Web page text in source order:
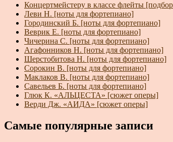
Концертмейстеру в классе флейты
Леви Н. [ноты для фортепиано]
Городинский Б. [ноты для фортепиано]
Веврик Е. [ноты для фортепиано]
Чичерина С. [ноты для фортепиано]
Агафонников Н. [ноты для фортепиано]
Шерстобитова Н. [ноты для фортепиано]
Сорокин В. [ноты для фортепиано]
Маклаков В. [ноты для фортепиано]
Савельев Б. [ноты для фортепиано]
Глюк К. «АЛЬЦЕСТА» [сюжет оперы]
Верди Дж. «АИДА» [сюжет оперы]
Самые популярные записи